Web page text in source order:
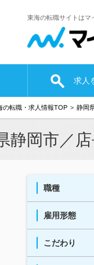
東海の転職サイトはマ
求人
の転職・求人情報TOP 静岡
静岡市／
職種
雇用形態
こだわり